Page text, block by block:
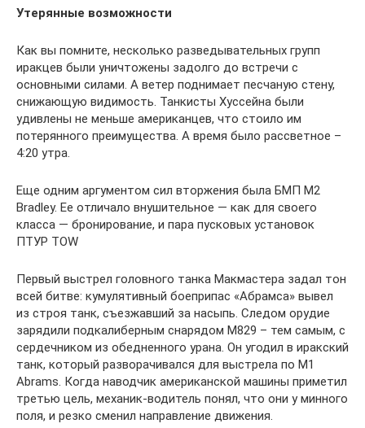
Утерянные возможности
Как вы помните, несколько разведывательных групп
иракцев были уничтожены задолго до встречи с
основными силами. А ветер поднимает песчаную стену,
снижающую видимость. Танкисты Хуссейна были
удивлены не меньше американцев, что стоило им
потерянного преимущества. А время было рассветное –
4:20 утра.
Еще одним аргументом сил вторжения была БМП M2
Bradley. Ее отличало внушительное — как для своего
класса — бронирование, и пара пусковых установок
ПТУР TOW
Первый выстрел головного танка Макмастера задал тон
всей битве: кумулятивный боеприпас «Абрамса» вывел
из строя танк, съезжавший за насыпь. Следом орудие
зарядили подкалиберным снарядом M829 – тем самым, с
сердечником из обедненного урана. Он угодил в иракский
танк, который разворачивался для выстрела по M1
Abrams. Когда наводчик американской машины приметил
третью цель, механик-водитель понял, что они у минного
поля, и резко сменил направление движения.